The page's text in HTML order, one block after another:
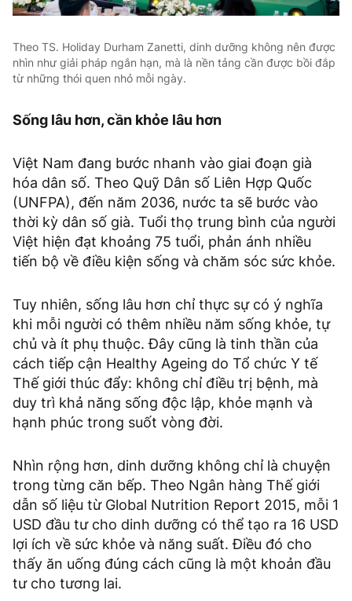
Theo TS. Holiday Durham Zanetti, dinh dưỡng không nên được
nhìn như giải pháp ngắn hạn, mà là nền tảng cần được bồi đắp
từ những thói quen nhỏ mỗi ngày.
Sống lâu hơn, cần khỏe lâu hơn
Việt Nam đang bước nhanh vào giai đoạn già
hóa dân số. Theo Quỹ Dân số Liên Hợp Quốc
(UNFPA), đến năm 2036, nước ta sẽ bước vào
thời kỳ dân số già. Tuổi thọ trung bình của người
Việt hiện đạt khoảng 75 tuổi, phản ánh nhiều
tiến bộ về điều kiện sống và chăm sóc sức khỏe.
Tuy nhiên, sống lâu hơn chỉ thực sự có ý nghĩa
khi mỗi người có thêm nhiều năm sống khỏe, tự
chủ và ít phụ thuộc. Đây cũng là tinh thần của
cách tiếp cận Healthy Ageing do Tổ chức Y tế
Thế giới thúc đẩy: không chỉ điều trị bệnh, mà
duy trì khả năng sống độc lập, khỏe mạnh và
hạnh phúc trong suốt vòng đời.
Nhìn rộng hơn, dinh dưỡng không chỉ là chuyện
trong từng căn bếp. Theo Ngân hàng Thế giới
dẫn số liệu từ Global Nutrition Report 2015, mỗi 1
USD đầu tư cho dinh dưỡng có thể tạo ra 16 USD
lợi ích về sức khỏe và năng suất. Điều đó cho
thấy ăn uống đúng cách cũng là một khoản đầu
tư cho tương lai.